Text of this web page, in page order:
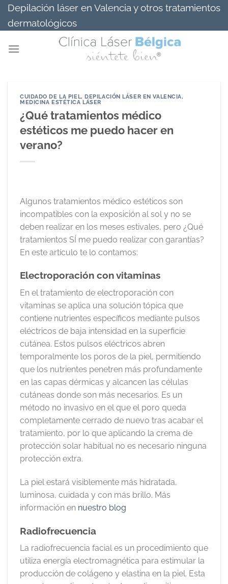
Saltar
contenido
Depilación láser en Valencia y otros tratamientos
dermatológicos
CUIDADO DE LA PIEL,DEPILACIÓN LÁSER EN VALENCIA,
MEDICINA ESTÉTICA LÁSER
¿Qué tratamientos médico
estéticos me puedo hacer en
verano?
Algunos tratamientos médico estéticos son
incompatibles con la exposición al sol y no se
deben realizar en los meses estivales, pero ¿Qué
tratamientos SÍ me puedo realizar con garantías?
En este artículo te lo contamos:
Electroporación con vitaminas
En el tratamiento de electroporación con
vitaminas se aplica una solución tópica que
contiene nutrientes específicos mediante pulsos
eléctricos de baja intensidad en la superficie
cutánea. Estos pulsos eléctricos abren
temporalmente los poros de la piel, permitiendo
que los nutrientes penetren más profundamente
en las capas dérmicas y alcancen las células
cutáneas donde son más necesarios. Es un
método no invasivo en el que el poro queda
completamente cerrado de nuevo tras acabar el
tratamiento, por lo que aplicando la crema de
protección solar habitual no es necesario ninguna
protección extra.
La piel estará visiblemente más hidratada,
luminosa, cuidada y con más brillo. Más
información en nuestro blog
Radiofrecuencia
La radiofrecuencia facial es un procedimiento que
utiliza energía electromagnética para estimular la
producción de colágeno y elastina en la piel. Esta